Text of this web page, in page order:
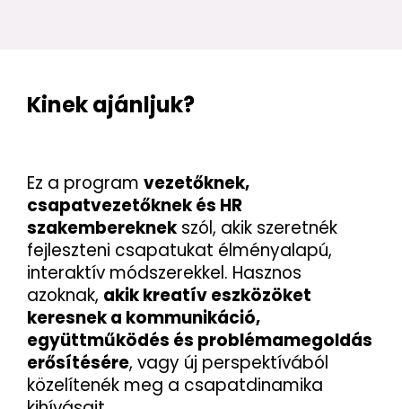
Kinek ajánljuk?
Ez a program vezetőknek,
csapatvezetőknek és HR
szakembereknek szól, akik szeretnék
fejleszteni csapatukat élményalapú,
interaktív módszerekkel. Hasznos
azoknak, akik kreatív eszközöket
keresnek a kommunikáció,
együttműködés és problémamegoldás
erősítésére, vagy új perspektívából
közelítenék meg a csapatdinamika